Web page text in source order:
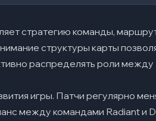
стратегию команды,
структуры карты
распределять роли между
игры. Патчи регулярно
между командами Radiant и